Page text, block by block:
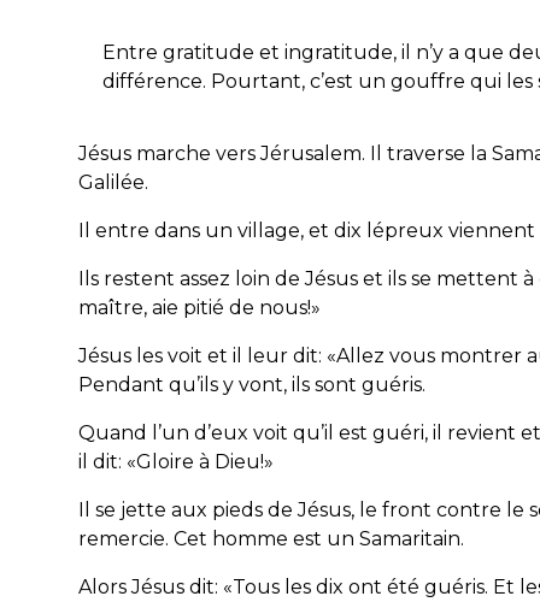
Entre gratitude et ingratitude, il n’y a que
différence. Pourtant, c’est un gouffre qui les
Jésus marche vers Jérusalem. Il traverse la
Galilée.
Il entre dans un village, et dix lépreux viennent
Ils restent assez loin de Jésus et ils se mettent à
maître, aie pitié de nous!»
Jésus les voit et il leur dit: «Allez vous montrer
Pendant qu’ils y vont, ils sont guéris.
Quand l’un d’eux voit qu’il est guéri, il revient
il dit: «Gloire à Dieu!»
Il se jette aux pieds de Jésus, le front contre le
remercie. Cet homme est un Samaritain.
Alors Jésus dit: «Tous les dix ont été guéris. Et